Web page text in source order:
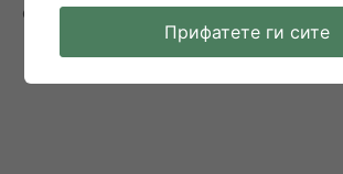
околу најполната точка на
Прифатете ги сите